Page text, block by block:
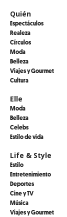
Quién
Espectáculos
Realeza
Círculos
Moda
Belleza
Viajes y Gourmet
Cultura
Elle
Moda
Belleza
Celebs
Estilo de vida
Life & Style
Estilo
Entretenimiento
Deportes
Cine y TV
Música
Viajes y Gourmet